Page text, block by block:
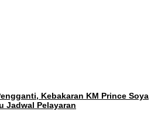
Kebakaran KM Prince Soya
Jadwal Pelayaran